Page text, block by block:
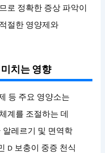
로 정확한 증상 파악이
절한 영양제와
치는 영향
등 주요 영양소는
계를 조절하는 데
알레르기 및 면역학
D 보충이 중증 천식